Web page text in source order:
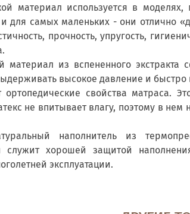
материал используется в
для самых маленьких - они отлично
прочность, упругость,
из вспененного
высокое давление и
свойства матраса.
не впитывает влагу, поэтому в
наполнитель из
служит хорошей защитой
эксплуатации.